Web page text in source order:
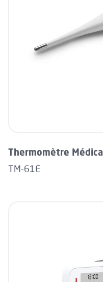
Thermomètre Médical
TM-61E